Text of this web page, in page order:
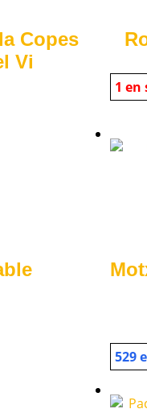
Copes
Vi
1 en
529